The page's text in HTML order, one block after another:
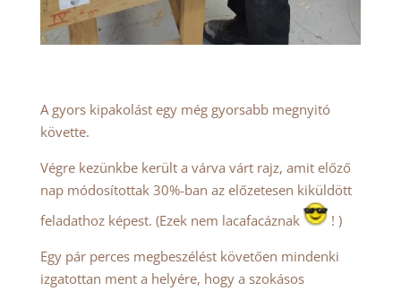
A gyors kipakolást egy még gyorsabb megnyitó
követte.
Végre kezünkbe került a várva várt rajz, amit előző
nap módosítottak 30%-ban az előzetesen kiküldött
feladathoz képest. (Ezek nem lacafacáznak
! )
Egy pár perces megbeszélést követően mindenki
izgatottan ment a helyére, hogy a szokásos